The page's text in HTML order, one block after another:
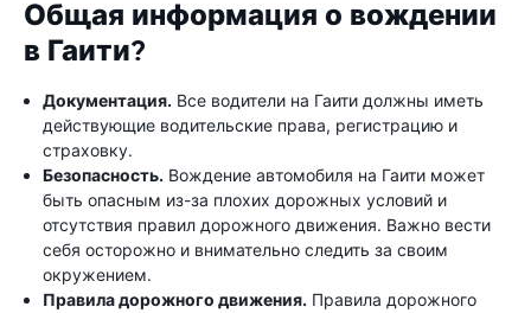
Общая информация о вождении
в Гаити?
Документация. Все водители на Гаити должны иметь
действующие водительские права, регистрацию и
страховку.
Безопасность. Вождение автомобиля на Гаити может
быть опасным из-за плохих дорожных условий и
отсутствия правил дорожного движения. Важно вести
себя осторожно и внимательно следить за своим
окружением.
Правила дорожного движения. Правила дорожного